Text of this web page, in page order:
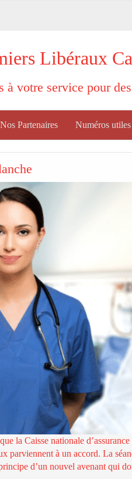
Libéraux
votre service pour
Nos Partenaires Numéros utiles
la Caisse nationale
parviennent à un accord. La
d’un nouvel avenant qui